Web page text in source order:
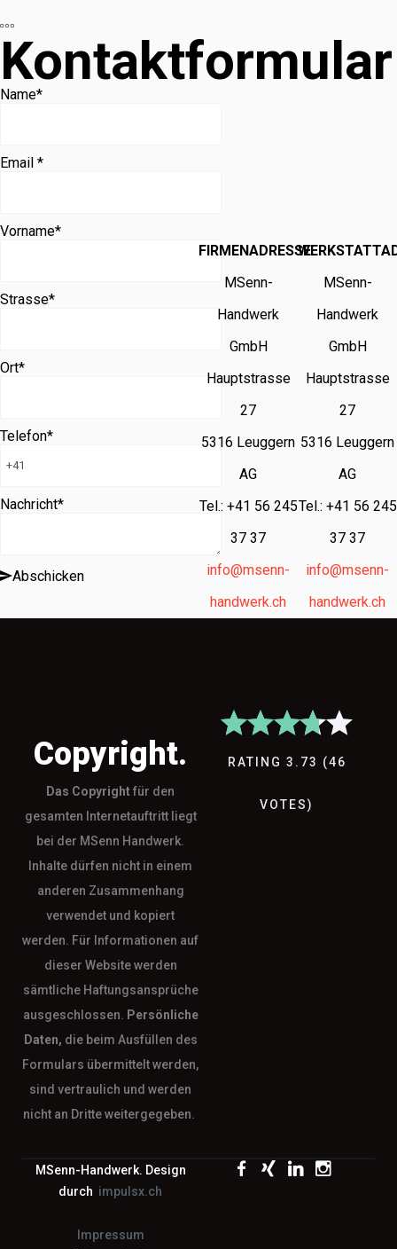
Kontaktformular
Name*
Email *
Vorname*
Strasse*
Ort*
Telefon*
Nachricht*
Abschicken
FIRMENADRESSE
MSenn-
Handwerk
GmbH
Hauptstrasse
27
5316 Leuggern
AG
Tel.: +41 56 245
37 37
info@msenn-
handwerk.ch
MSenn-
Handwerk
GmbH
Hauptstrasse
27
5316 Leuggern
AG
Tel.: +41 56 245
37 37
info@msenn-
handwerk.ch
Copyright.
Das Copyrightfür den
gesamten Internetauftritt liegt
bei der MSenn Handwerk.
Inhalte dürfen nicht in einem
anderen Zusammenhang
verwendet und kopiert
werden. Für Informationen auf
dieser Website werden
sämtliche Haftungsansprüche
ausgeschlossen. Persönliche
Daten, die beim Ausfüllen des
Formulars übermittelt werden,
sind vertraulich und werden
nicht an Dritte weitergegeben.
RATING 3.73 (46
VOTES)
MSenn-Handwerk. Design
durch impulsx.ch
Impressum